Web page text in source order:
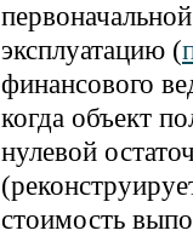
эксплуатацию (
финансового
когда объект
нулевой
стоимость